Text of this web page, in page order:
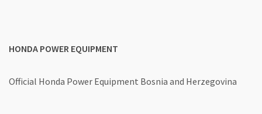
HONDA POWER EQUIPMENT
Official Honda Power Equipment Bosnia and Herzegovina